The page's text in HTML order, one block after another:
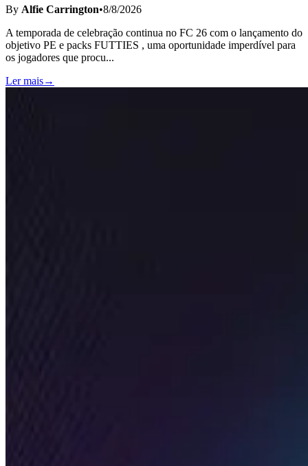
By Alfie Carrington•8/8/2026
A temporada de celebração continua no FC 26 com o lançamento do
objetivo PE e packs FUTTIES , uma oportunidade imperdível para
os jogadores que procu...
Ler mais→